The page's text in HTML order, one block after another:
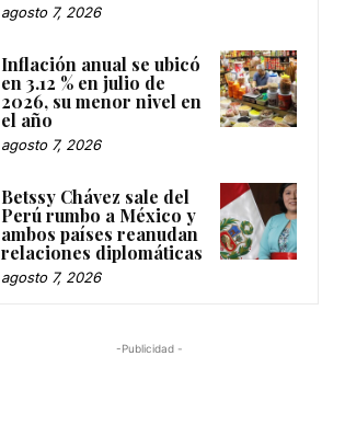
agosto 7, 2026
Inflación anual se ubicó
en 3.12 % en julio de
2026, su menor nivel en
el año
agosto 7, 2026
Betssy Chávez sale del
Perú rumbo a México y
ambos países reanudan
relaciones diplomáticas
agosto 7, 2026
-Publicidad -